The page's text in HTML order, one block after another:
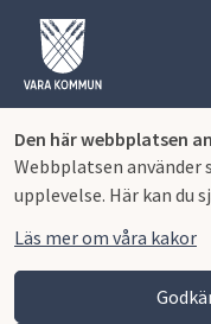
Den här webbplatsen
Webbplatsen
upplevelse. Här kan du
Läs mer om våra kakor